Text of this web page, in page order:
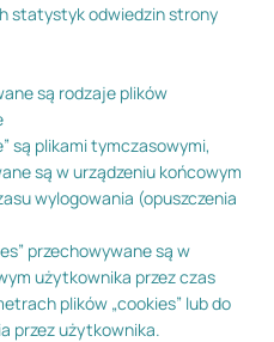
statystyk odwiedzin strony
są rodzaje plików
są plikami tymczasowymi,
są w urządzeniu końcowym
wylogowania (opuszczenia
przechowywane są w
użytkownika przez czas
plików „cookies” lub do
przez użytkownika.